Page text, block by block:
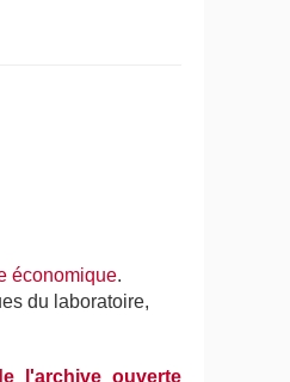
économique.
du laboratoire,
l'archive ouverte